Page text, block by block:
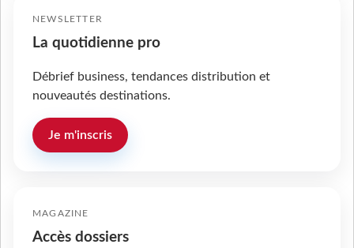
NEWSLETTER
La quotidienne pro
Débrief business, tendances distribution et
nouveautés destinations.
Je m'inscris
MAGAZINE
Accès dossiers